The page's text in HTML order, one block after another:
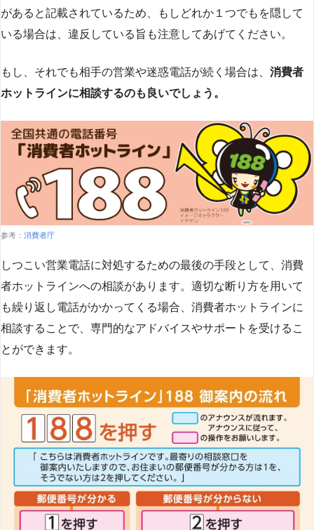
があると記載されているため、もしどれか１つでもを隠して
いる場合は、違反している旨も注意してあげてください。
もし、それでも相手の営業や迷惑電話が続く場合は、 消費者
ホットラインに相談するのも良いでしょう。
参考： 消費者庁
しつこい営業電話に対処するための最後の手段として、消費
者ホットラインへの相談があります。適切な断り方を用いて
も繰り返し電話がかかってくる場合、消費者ホットラインに
相談することで、専門的なアドバイスやサポートを受けるこ
とができます​​。